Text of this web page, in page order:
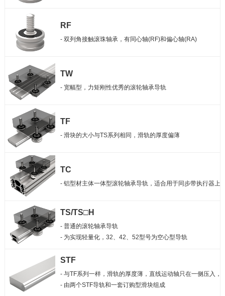
RF
- 双列角接触滚珠轴承，有同心轴(RF)和偏心轴(RA)
TW
- 宽幅型，力矩刚性优秀的滚轮轴承导轨
TF
- 滑块的大小与TS系列相同，滑轨的厚度偏薄
TC
- 铝型材主体一体型滚轮轴承导轨，适合用于同步带执行器上
TS/TS□H
- 普通的滚轮轴承导轨
- 为实现轻量化，32、42、52型号为空心型导轨
STF
- 与TF系列一样，滑轨的厚度薄，直线运动轴只在一侧压入，
- 由两个STF导轨和一套订购型滑块组成